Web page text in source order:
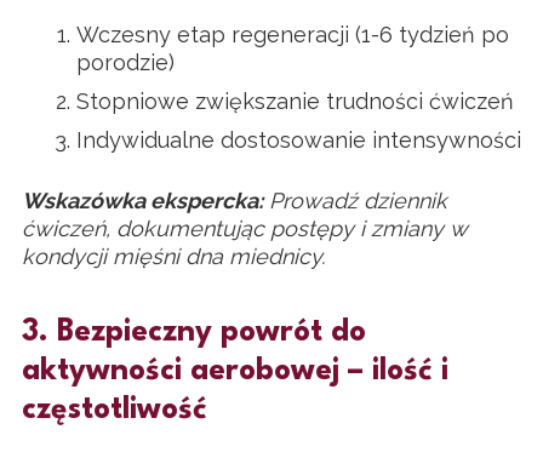
Wczesny etap regeneracji (1-6 tydzień po
porodzie)
Stopniowe zwiększanie trudności ćwiczeń
Indywidualne dostosowanie intensywności
Wskazówka ekspercka: Prowadź dziennik
ćwiczeń, dokumentując postępy i zmiany w
kondycji mięśni dna miednicy.
3. Bezpieczny powrót do
aktywności aerobowej – ilość i
częstotliwość